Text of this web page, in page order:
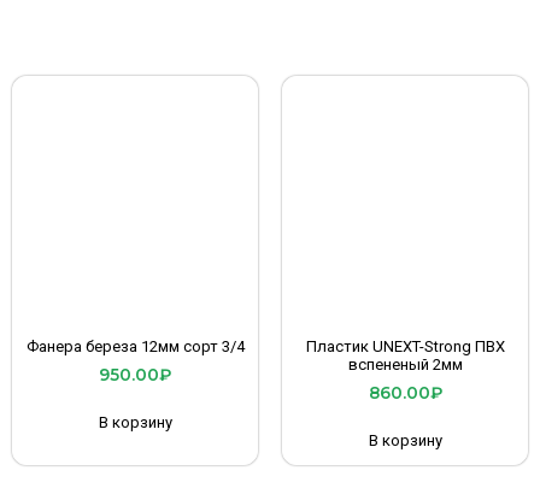
Фанера береза 12мм сорт 3/4
950.00₽
В корзину
Пластик UNEXT-Strong ПВХ
вспененый 2мм
860.00₽
В корзину